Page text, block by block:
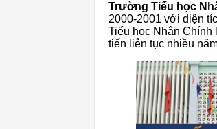
Trường Tiểu học
2000-2001 với diện
Tiểu học Nhân
tiến liên tục nhiều